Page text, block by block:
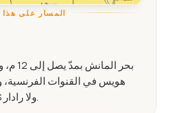
المسار على هذا
هويس في القنوات الفرنسية،